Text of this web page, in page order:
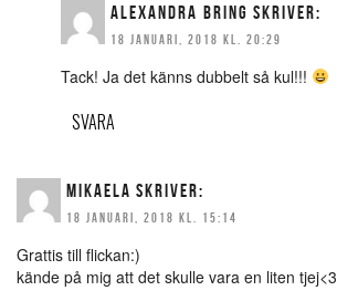
ALEXANDRA BRING SKRIVER:
18 JANUARI, 2018 KL. 20:29
Tack! Ja det känns dubbelt så kul!!!
SVARA
MIKAELA SKRIVER:
18 JANUARI, 2018 KL. 15:14
Grattis till flickan:)
kände på mig att det skulle vara en liten tjej<3